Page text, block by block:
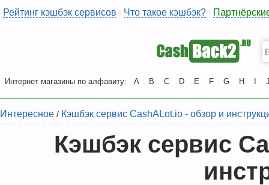
Рейтинг кэшбэк сервисов | Что такое кэшбэк? |
Интернет магазины по алфавиту: A B C D E F G H
Интересное / Кэшбэк сервис CashALot.io - обзор и
Кэшбэк сервис